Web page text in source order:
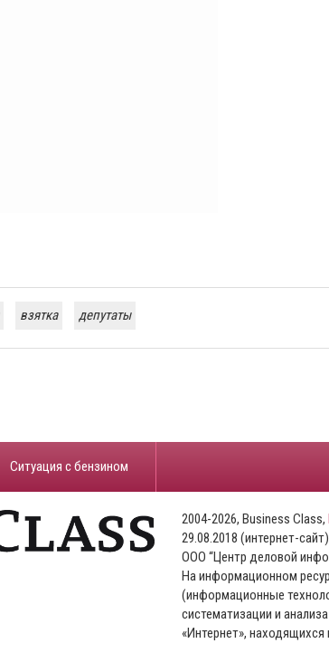
взятка депутаты
​Ситуация с бензином
2004-2026, Business Class,
29.08.2018 (интернет-
ООО “Центр деловой
На информационном
(информационные
систематизации и
«Интернет»,